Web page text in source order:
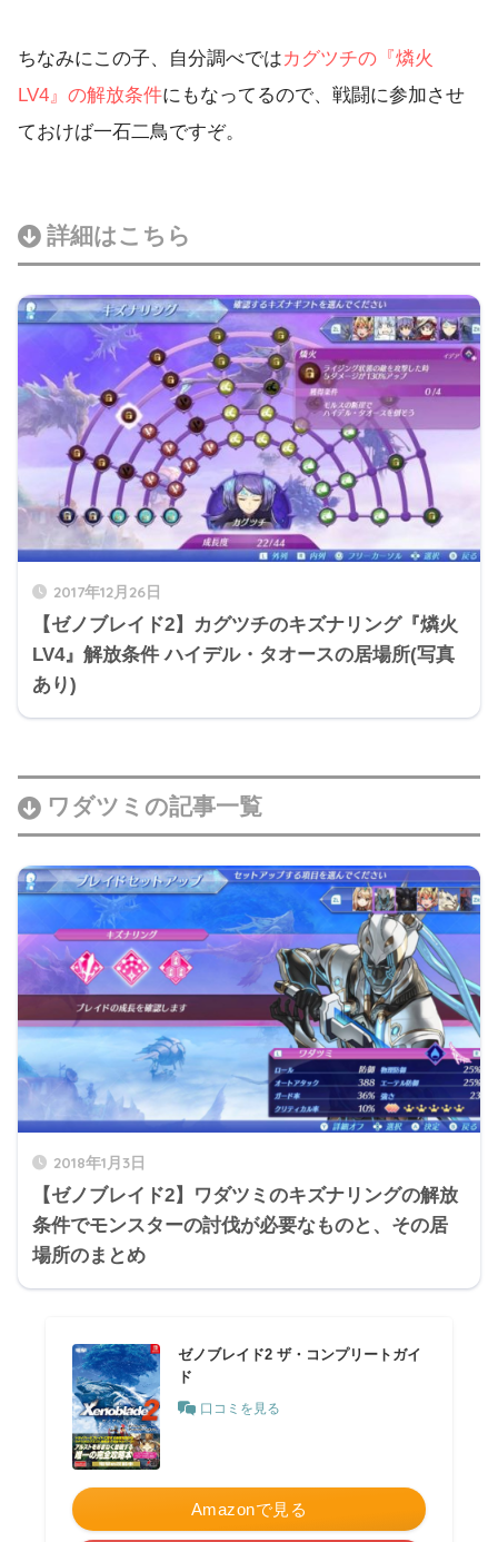
ちなみにこの子、自分調べではカグツチの『燐火
LV4』の解放条件にもなってるので、戦闘に参加させ
ておけば一石二鳥ですぞ。
詳細はこちら
2017年12月26日
【ゼノブレイド2】カグツチのキズナリング『燐火
LV4』解放条件 ハイデル・タオースの居場所(写真
あり)
ワダツミの記事一覧
2018年1月3日
【ゼノブレイド2】ワダツミのキズナリングの解放
条件でモンスターの討伐が必要なものと、その居
場所のまとめ
ゼノブレイド2 ザ・コンプリートガイ
ド
口コミを見る
Amazonで見る